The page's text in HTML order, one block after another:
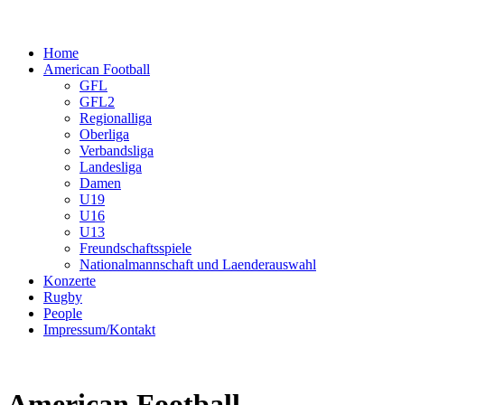
Home
American Football
GFL
GFL2
Regionalliga
Oberliga
Verbandsliga
Landesliga
Damen
U19
U16
U13
Freundschaftsspiele
Nationalmannschaft und Laenderauswahl
Konzerte
Rugby
People
Impressum/Kontakt